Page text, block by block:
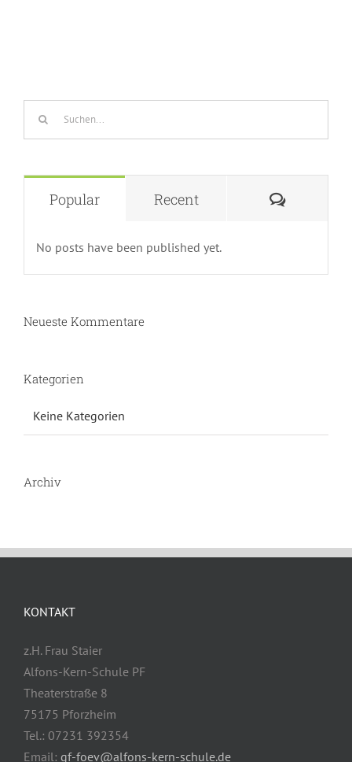
Popular Recent
No posts have been published yet.
Neueste Kommentare
Kategorien
Keine Kategorien
Archiv
KONTAKT
z.H. Frau Staier
Alfons-Kern-Schule PF
Theaterstraße 8
75175 Pforzheim
Tel.: 07231 392354
Email: gf-foev@alfons-kern-schule.de